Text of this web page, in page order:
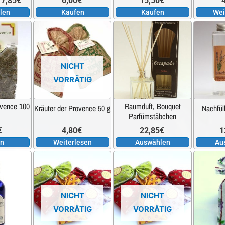
17,85€
können
auf
Produktseite
gewählt
werden
Kaufen Kaufen
100
NICHT
VORRÄTIG
Kräuter der Provence 50 g
4,80€
Weiterlesen
Raumduft, Bouquet
Parfümstäbchen
22,85€
Auswählen
mehrere
Varianten
Die
können
auf
gewählt
werden
NICHT
VORRÄTIG
NICHT
VORRÄTIG